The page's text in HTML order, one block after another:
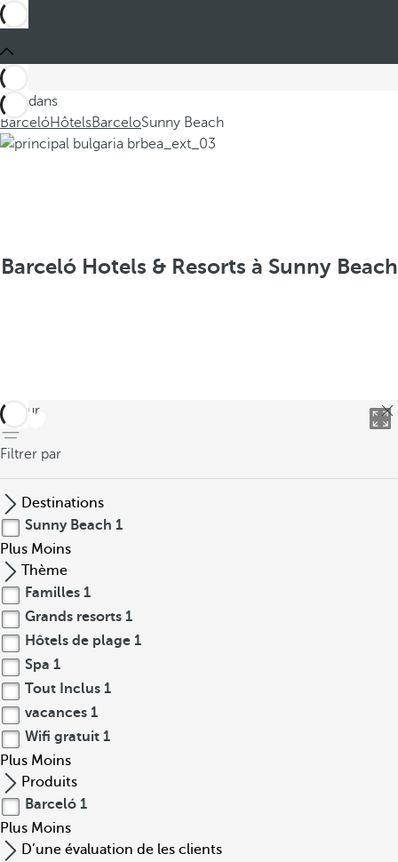
Ces dans
BarcelóHôtelsBarceloSunny Beach
Barceló Hotels & Resorts à Sunny Beach
retour
Filtrer par
Destinations
Sunny Beach 1
Plus Moins
Thème
Familles 1
Grands resorts 1
Hôtels de plage 1
Spa 1
Tout Inclus 1
vacances 1
Wifi gratuit 1
Plus Moins
Produits
Barceló 1
Plus Moins
D’une évaluation de les clients